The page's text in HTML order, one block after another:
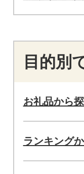
目的別
お礼品から
ランキング